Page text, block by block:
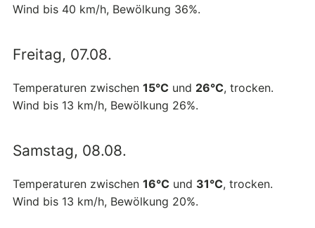
Wind bis 40 km/h, Bewölkung 36%.
Freitag, 07.08.
Temperaturen zwischen 15°C und 26°C, trocken.
Wind bis 13 km/h, Bewölkung 26%.
Samstag, 08.08.
Temperaturen zwischen 16°C und 31°C, trocken.
Wind bis 13 km/h, Bewölkung 20%.